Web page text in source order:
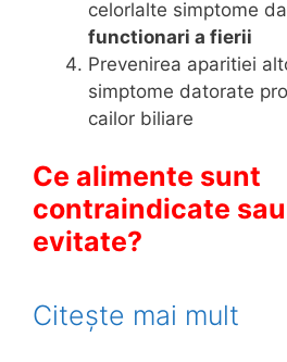
celorlalte simptome
functionari a fierii
Prevenirea aparitiei
simptome datorate
cailor biliare
Ce alimente sunt
contraindicate
evitate?
Citește mai mult